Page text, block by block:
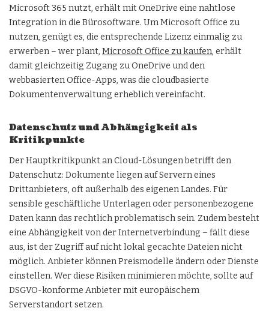
Microsoft 365 nutzt, erhält mit OneDrive eine nahtlose
Integration in die Bürosoftware. Um Microsoft Office zu
nutzen, genügt es, die entsprechende Lizenz einmalig zu
erwerben – wer plant, Microsoft Office zu kaufen, erhält
damit gleichzeitig Zugang zu OneDrive und den
webbasierten Office-Apps, was die cloudbasierte
Dokumentenverwaltung erheblich vereinfacht.
Datenschutz und Abhängigkeit als
Kritikpunkte
Der Hauptkritikpunkt an Cloud-Lösungen betrifft den
Datenschutz: Dokumente liegen auf Servern eines
Drittanbieters, oft außerhalb des eigenen Landes. Für
sensible geschäftliche Unterlagen oder personenbezogene
Daten kann das rechtlich problematisch sein. Zudem besteht
eine Abhängigkeit von der Internetverbindung – fällt diese
aus, ist der Zugriff auf nicht lokal gecachte Dateien nicht
möglich. Anbieter können Preismodelle ändern oder Dienste
einstellen. Wer diese Risiken minimieren möchte, sollte auf
DSGVO-konforme Anbieter mit europäischem
Serverstandort setzen.